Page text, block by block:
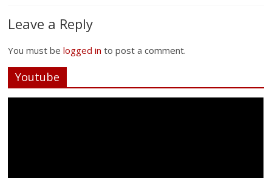
Leave a Reply
You must belogged in to post a comment.
Youtube